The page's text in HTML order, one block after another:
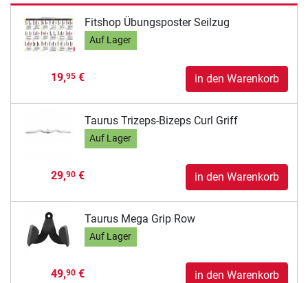
Fitshop Übungsposter Seilzug
Auf Lager
19,95€ in den Warenkorb
Taurus Trizeps-Bizeps Curl Griff
Auf Lager
29,90€ in den Warenkorb
Taurus Mega Grip Row
Auf Lager
49,90€ in den Warenkorb